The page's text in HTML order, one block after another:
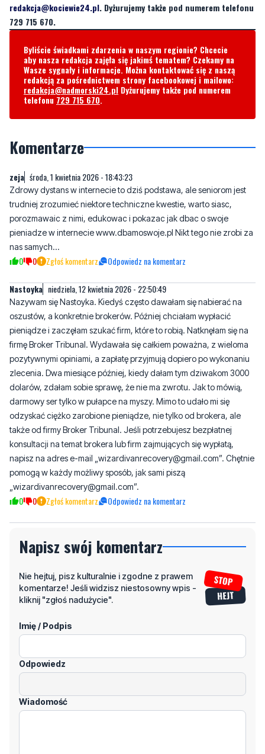
redakcja@kociewie24.pl. Dyżurujemy także pod numerem telefonu
729 715 670.
Byliście świadkami zdarzenia w naszym regionie? Chcecie
aby nasza redakcja zajęła się jakimś tematem? Czekamy na
Wasze sygnały i informacje. Można kontaktować się z naszą
redakcją za pośrednictwem strony facebookowej i mailowo:
redakcja@nadmorski24.pl Dyżurujemy także pod numerem
telefonu 729 715 670.
Komentarze
zeja środa, 1 kwietnia 2026 - 18:43:23
Zdrowy dystans w internecie to dziś podstawa, ale seniorom jest
trudniej zrozumieć niektore techniczne kwestie, warto siasc,
porozmawaic z nimi, edukowac i pokazac jak dbac o swoje
pieniadze w internecie www.dbamoswoje.pl Nikt tego nie zrobi za
nas samych...
0 0 Zgłoś komentarz Odpowiedz na komentarz
Nastoyka niedziela, 12 kwietnia 2026 - 22:50:49
Nazywam się Nastoyka. Kiedyś często dawałam się nabierać na
oszustów, a konkretnie brokerów. Później chciałam wypłacić
pieniądze i zaczęłam szukać firm, które to robią. Natknęłam się na
firmę Broker Tribunal. Wydawała się całkiem poważna, z wieloma
pozytywnymi opiniami, a zapłatę przyjmują dopiero po wykonaniu
zlecenia. Dwa miesiące później, kiedy dałam tym dziwakom 3000
dolarów, zdałam sobie sprawę, że nie ma zwrotu. Jak to mówią,
darmowy ser tylko w pułapce na myszy. Mimo to udało mi się
odzyskać ciężko zarobione pieniądze, nie tylko od brokera, ale
także od firmy Broker Tribunal. Jeśli potrzebujesz bezpłatnej
konsultacji na temat brokera lub firm zajmujących się wypłatą,
napisz na adres e-mail „wizardivanrecovery@gmail.com”. Chętnie
pomogą w każdy możliwy sposób, jak sami piszą
„wizardivanrecovery@gmail.com”.
0 0 Zgłoś komentarz Odpowiedz na komentarz
Napisz swój komentarz
Nie hejtuj, pisz kulturalnie i zgodne z prawem
komentarze! Jeśli widzisz niestosowny wpis -
kliknij "zgłoś nadużycie".
Imię / Podpis
Odpowiedz
Wiadomość